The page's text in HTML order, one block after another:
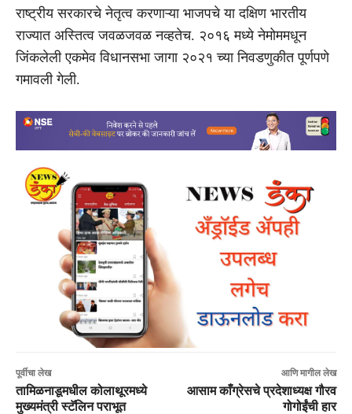
राष्ट्रीय सरकारचे नेतृत्व करणाऱ्या भाजपचे या दक्षिण भारतीय
राज्यात अस्तित्व जवळजवळ नव्हतेच. २०१६ मध्ये नेमोममधून
जिंकलेली एकमेव विधानसभा जागा २०२१ च्या निवडणुकीत पूर्णपणे
गमावली गेली.
पूर्वीचा लेख
तामिळनाडूमधील कोलाथूरमध्ये
मुख्यमंत्री स्टॅलिन पराभूत
आणि मागील लेख
आसाम काँग्रेसचे प्रदेशाध्यक्ष गौरव
गोगोईंची हार